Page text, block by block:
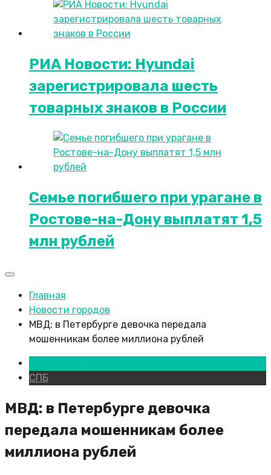
РИА Новости: Hyundai
зарегистрировала шесть
товарных знаков в России
Семье погибшего при урагане в
Ростове-на-Дону выплатят 1,5
млн рублей
Главная
Новости городов
МВД: в Петербурге девочка передала
мошенникам более миллиона рублей
СПБ
МВД: в Петербурге девочка
передала мошенникам более
миллиона рублей